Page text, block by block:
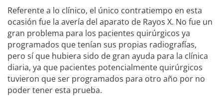
Referente a lo clínico, el único contratiempo en esta
ocasión fue la avería del aparato de Rayos X. No fue un
gran problema para los pacientes quirúrgicos ya
programados que tenían sus propias radiografías,
pero sí que hubiera sido de gran ayuda para la clínica
diaria, ya que pacientes potencialmente quirúrgicos
tuvieron que ser programados para otro año por no
poder tener esta prueba.